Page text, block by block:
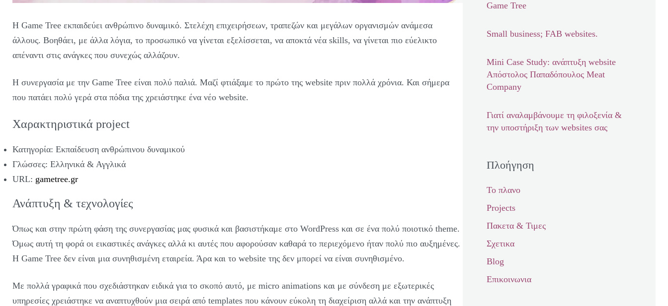
H Game Tree εκπαιδεύει ανθρώπινο δυναμικό. Στελέχη επιχειρήσεων, τραπεζών και μεγάλων οργανισμών ανάμεσα
άλλους. Βοηθάει, με άλλα λόγια, το προσωπικό να γίνεται εξελίσσεται, να αποκτά νέα skills, να γίνεται πιο εύελικτο
απέναντι στις ανάγκες που συνεχώς αλλάζουν.
Η συνεργασία με την Game Tree είναι πολύ παλιά. Μαζί φτιάξαμε το πρώτο της website πριν πολλά χρόνια. Και σήμερα
που πατάει πολύ γερά στα πόδια της χρειάστηκε ένα νέο website.
Χαρακτηριστικά project
Κατηγορία: Εκπαίδευση ανθρώπινου δυναμικού
Γλώσσες: Ελληνικά & Αγγλικά
URL: gametree.gr
Ανάπτυξη & τεχνολογίες
Όπως και στην πρώτη φάση της συνεργασίας μας φυσικά και βασιστήκαμε στο WordPress και σε ένα πολύ ποιοτικό theme.
Όμως αυτή τη φορά οι εικαστικές ανάγκες αλλά κι αυτές που αφορούσαν καθαρά το περιεχόμενο ήταν πολύ πιο αυξημένες.
Η Game Tree δεν είναι μια συνηθισμένη εταιρεία. Άρα και το website της δεν μπορεί να είναι συνηθισμένο.
Με πολλά γραφικά που σχεδιάστηκαν ειδικά για το σκοπό αυτό, με micro animations και με σύνδεση με εξωτερικές
υπηρεσίες χρειάστηκε να αναπτυχθούν μια σειρά από templates που κάνουν εύκολη τη διαχείριση αλλά και την ανάπτυξη
Game Tree
Small business; FAB websites.
Mini Case Study: ανάπτυξη website
Απόστολος Παπαδόπουλος Meat
Company
Γιατί αναλαμβάνουμε τη φιλοξενία &
την υποστήριξη των websites σας
Πλοήγηση
Το πλανο
Projects
Πακετα & Τιμες
Σχετικα
Blog
Επικοινωνια